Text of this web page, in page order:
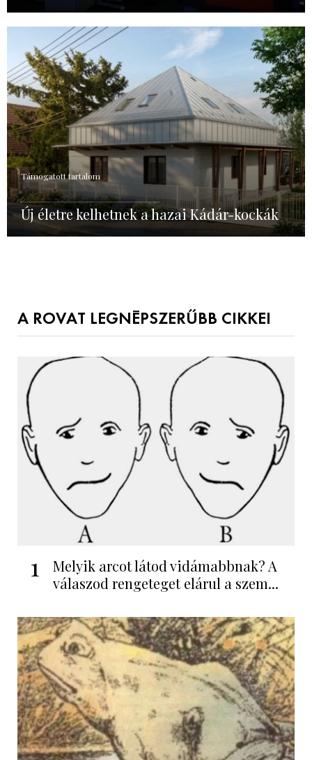
Támogatott tartalom
Új életre kelhetnek a hazai Kádár-kockák
A ROVAT LEGNÉPSZERŰBB CIKKEI
1
Melyik arcot látod vidámabbnak? A
válaszod rengeteget elárul a szem...